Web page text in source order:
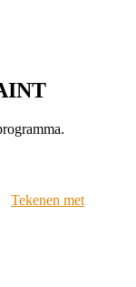
Tekenen met